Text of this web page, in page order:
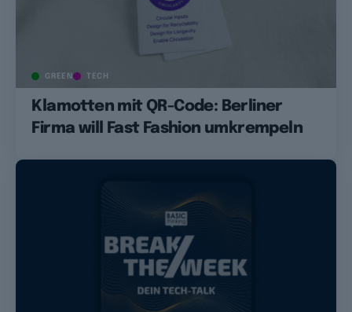
GREEN TECH
Klamotten mit QR-Code: Berliner
Firma will Fast Fashion umkrempeln